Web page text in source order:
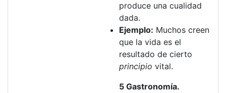
produce una cualidad
dada.
Ejemplo: Muchos creen
que la vida es el
resultado de cierto
principio vital.
5 Gastronomía.